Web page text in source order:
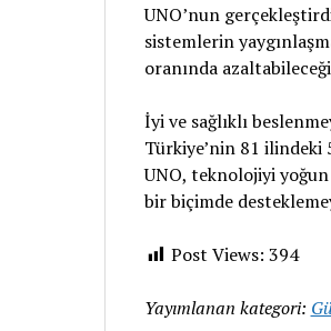
UNO’nun
sistemlerin
oranında
İyi ve sağlıklı
Türkiye’nin 81 ilindeki
UNO, teknolojiyi
bir biçimde
Post Views: 394
Yayımlanan kategori: